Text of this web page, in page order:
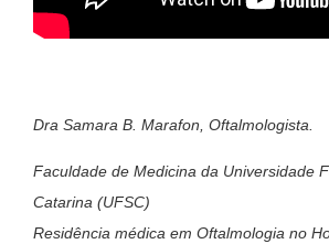
Dra Samara B. Marafon, Oftalmologista.
Faculdade de Medicina da Universidade
Catarina (UFSC)
Residência médica em Oftalmologia no